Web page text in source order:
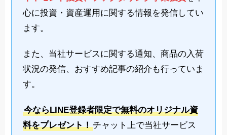
心に投資・資産運用に関する情報を発信してい
ます。
また、当社サービスに関する通知、商品の入荷
状況の発信、おすすめ記事の紹介も行っていま
す。
今ならLINE登録者限定で無料のオリジナル資
料をプレゼント！チャット上で当社サービス